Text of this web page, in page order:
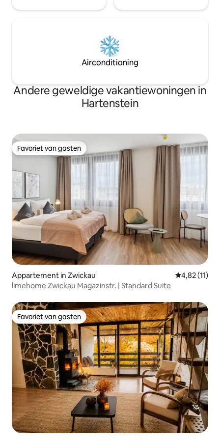
Airconditioning
Andere geweldige vakantiewoningen in
Hartenstein
Favoriet van gasten
Favoriet van gasten
Appartement in Zwickau Gemiddelde
4,82 (11)
limehome Zwickau Magazinstr. | Standard Suite
Favoriet van gasten
Favoriet van gasten